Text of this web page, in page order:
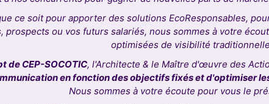
ce soit pour apporter des solutions EcoResponsables,
prospects ou vos futurs salariés, nous sommes à votre
optimisées de visibilité
de CEP-SOCOTIC, l'Architecte & le Maître d'œuvre des
en fonction des objectifs fixés et d'optimiser
Nous sommes à votre écoute pour vous le